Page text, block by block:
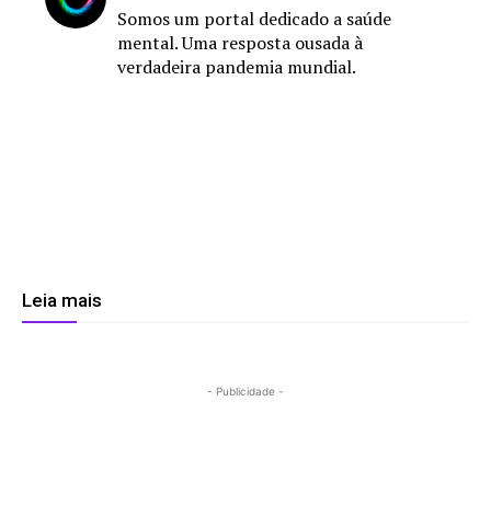
Somos um portal dedicado a saúde
mental. Uma resposta ousada à
verdadeira pandemia mundial.
Leia mais
- Publicidade -